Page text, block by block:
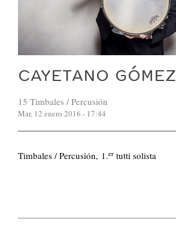
CAYETANO GÓMEZ
15 Timbales / Percusión
Mar, 12 enero 2016 - 17:44
Timbales / Percusión, 1.er tutti solista